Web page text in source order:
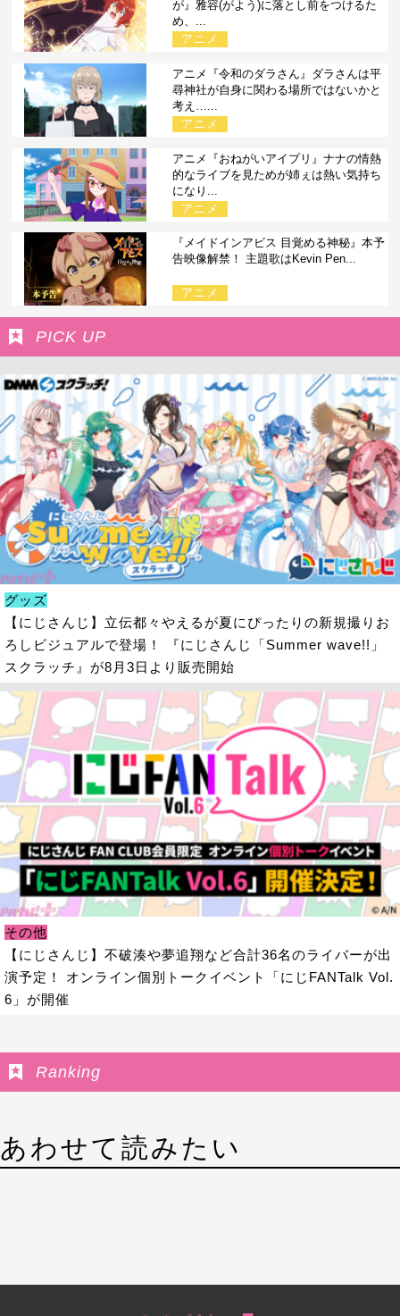
が』雅容(がよう)に落とし前をつけるた
め、...
アニメ
アニメ『令和のダラさん』ダラさんは平
尋神社が自身に関わる場所ではないかと
考え…...
アニメ
アニメ『おねがいアイプリ』ナナの情熱
的なライブを見ためが姉ぇは熱い気持ち
になり...
アニメ
『メイドインアビス 目覚める神秘』本予
告映像解禁！ 主題歌はKevin Pen...
アニメ
PICK UP
グッズ
【にじさんじ】立伝都々やえるが夏にぴったりの新規撮りお
ろしビジュアルで登場！ 『にじさんじ「Summer wave!!」
スクラッチ』が8月3日より販売開始
その他
【にじさんじ】不破湊や夢追翔など合計36名のライバーが出
演予定！ オンライン個別トークイベント「にじFANTalk Vol.
6」が開催
Ranking
あわせて読みたい